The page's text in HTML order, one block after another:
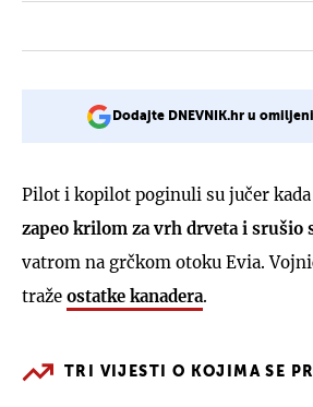
Dodajte DNEVNIK.hr u
Pilot i kopilot poginuli su jučer
zapeo krilom za vrh drveta i srušio
vatrom na grčkom otoku Evia.
traže ostatke kanadera.
TRI VIJESTI O KOJIMA SE